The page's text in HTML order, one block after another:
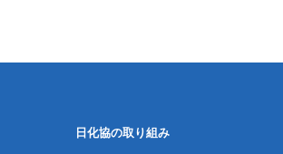
日化協の取り組み